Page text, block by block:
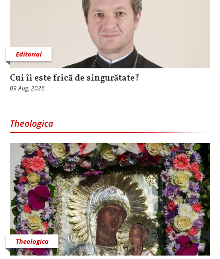
Editorial
Cui îi este frică de singurătate?
09 Aug, 2026
Theologica
Theologica